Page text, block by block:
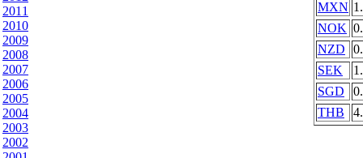
2011
2010
2009
2008
2007
2006
2005
2004
2003
2002
MXN
NOK
NZD
SEK
SGD
THB